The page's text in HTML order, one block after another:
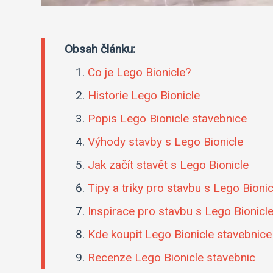
Obsah článku:
Co je Lego Bionicle?
Historie Lego Bionicle
Popis Lego Bionicle stavebnice
Výhody stavby s Lego Bionicle
Jak začít stavět s Lego Bionicle
Tipy a triky pro stavbu s Lego
Inspirace pro stavbu s Lego
Kde koupit Lego Bionicle stavebnice
Recenze Lego Bionicle stavebnic